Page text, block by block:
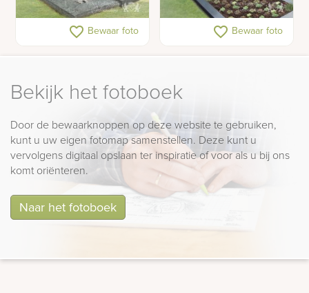
Grafsteen met motor
favorite_border Bewaar foto
Zuilen grafsteen
wielrennerfavorite_border Bewaar foto
Bekijk het fotoboek
Door de bewaarknoppen op deze website te gebruiken,
kunt u uw eigen fotomap samenstellen. Deze kunt u
vervolgens digitaal opslaan ter inspiratie of voor als u bij ons
komt oriënteren.
Naar het fotoboek